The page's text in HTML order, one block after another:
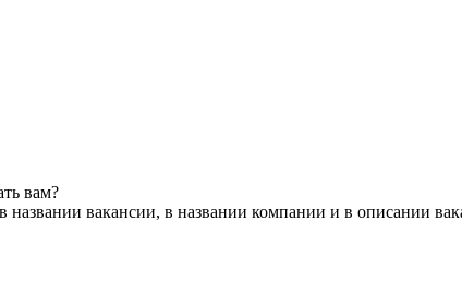
вам?
названии вакансии, в названии компании и в описании